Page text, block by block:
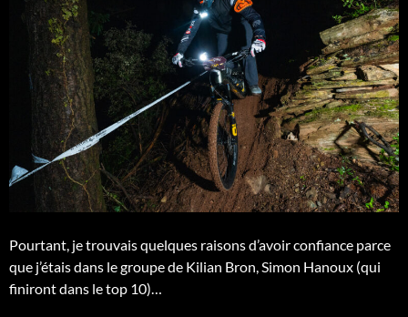
Pourtant, je trouvais quelques raisons d’avoir confiance parce
que j’étais dans le groupe de Kilian Bron, Simon Hanoux (qui
finiront dans le top 10)…